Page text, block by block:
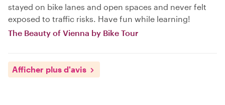
stayed on bike lanes and open spaces and never felt
exposed to traffic risks. Have fun while learning!
The Beauty of Vienna by Bike Tour
Afficher plus d'avis